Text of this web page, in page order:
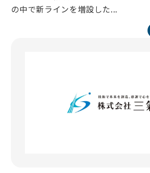
の中で新ラインを増設した...